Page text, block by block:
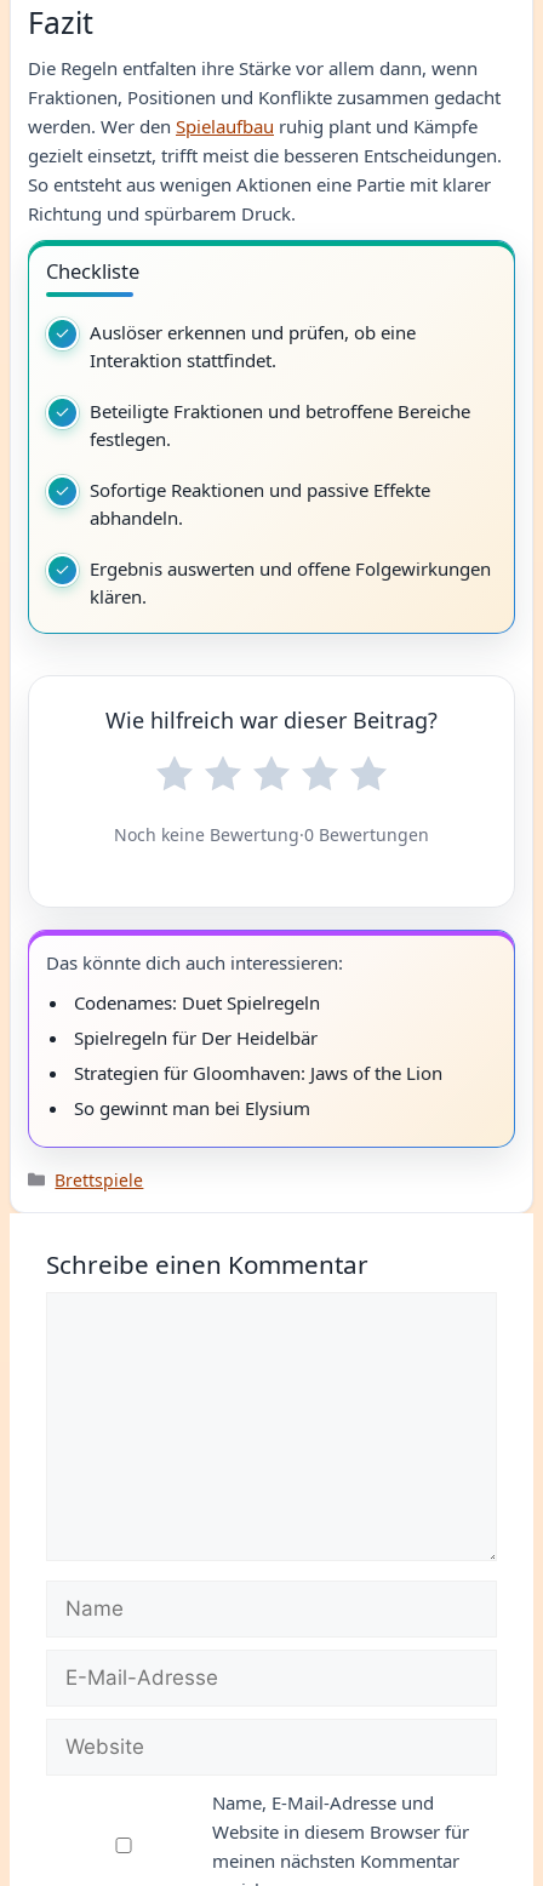
Fazit
Die Regeln entfalten ihre Stärke vor allem dann, wenn
Fraktionen, Positionen und Konflikte zusammen gedacht
werden. Wer den Spielaufbau ruhig plant und Kämpfe
gezielt einsetzt, trifft meist die besseren Entscheidungen.
So entsteht aus wenigen Aktionen eine Partie mit klarer
Richtung und spürbarem Druck.
Checkliste
Auslöser erkennen und prüfen, ob eine
Interaktion stattfindet.
Beteiligte Fraktionen und betroffene Bereiche
festlegen.
Sofortige Reaktionen und passive Effekte
abhandeln.
Ergebnis auswerten und offene Folgewirkungen
klären.
Wie hilfreich war dieser Beitrag?
Noch keine Bewertung·0 Bewertungen
Das könnte dich auch interessieren:
Codenames: Duet Spielregeln
Spielregeln für Der Heidelbär
Strategien für Gloomhaven: Jaws of the Lion
So gewinnt man bei Elysium
Kategorien
Brettspiele
Schreibe einen Kommentar
Mail-
Name, E-Mail-Adresse und
Website in diesem Browser für
meinen nächsten Kommentar